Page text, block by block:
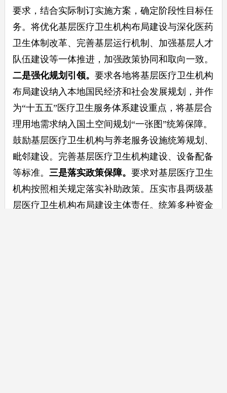
要求，结合实际制订实施方案，确定阶段性目标任
务。将优化基层医疗卫生机构布局建设与深化医药
卫生体制改革、完善基层运行机制、加强基层人才
队伍建设等一体推进，加强政策协同和取向一致。
二是强化规划引领。 要求各地将基层医疗卫生机构
布局建设纳入本地国民经济和社会发展规划，并作
为“十五五”医疗卫生服务体系建设重点，将基层合
理用地需求纳入国土空间规划“一张图”统筹保障。
鼓励基层医疗卫生机构与养老服务设施统筹规划、
毗邻建设。完善基层医疗卫生机构建设、设备配备
等标准。 三是落实政策保障。 要求对基层医疗卫生
机构按照相关规定落实补助政策。压实市县两级基
层医疗卫生机构布局建设主体责任。统筹多种资金